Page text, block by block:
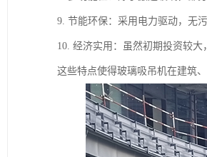
9. 节能环保：采用电力驱动，无
10. 经济实用：虽然初期投资较
这些特点使得玻璃吸吊机在建筑